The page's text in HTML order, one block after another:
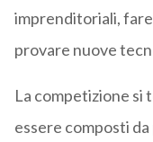
imprenditoriali,
provare nuove
La competizione si
essere composti